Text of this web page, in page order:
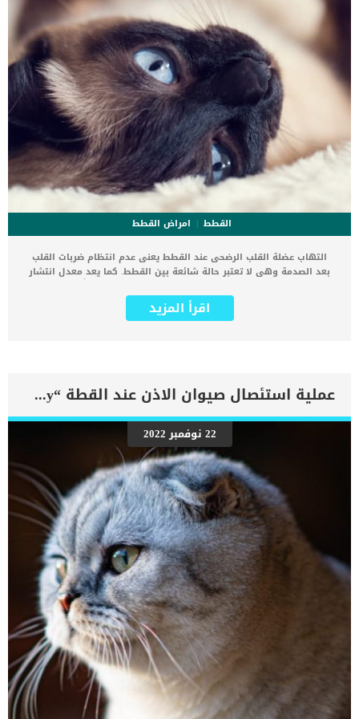
القطط
امراض القطط
التهاب عضلة القلب الرضحى عند القطط يعنى عدم انتظام ضربات القلب
بعد الصدمة وهى لا تعتبر حالة شائعة بين القطط. كما يعد معدل انتشار
بعض المرضى يعانون من اضطرابات إيقاعية مهمة بعد الصدمة. من هنا
جاءت الضرورة القصوى لتقييم ايقاع القلب بعد الوقوع فى الصدمة. اقرا
عدم انتظام ضربات القلب البطيني. غالبًا ما تكون الإيقاعات البطينية التي
تعقد الصدمة الحادة بطيئة نسبيًا ولا يتم اكتشافها إلا أثناء فترات التوقف
المؤقت في الإيقاع الطبيعي للقلب. كما يمكن أن يؤدي تسرع القلب
البطيني الخطير أيضًا إلى تعقيد الصدمة الحادة ويمكن أن يتطور الى
حالات شديدة الخطورة. يعتبر القلب من اكثر الاعضاء المهمة فى جسم
القطة وهو المسؤول عن ضخ الدم فى جميع انحاء الجسم. اى خلل يصيب
القلب او ايقاعه يؤثر بالتبعية على باقى اجزاء الجسم. اقرأ ايضا:كيفية زرع
منظم ضربات القلب فى القطط اعراض وعلامات التهاب عضلة القلب
الرضحى عند القطط ترتبط هذه الحالة […]
اقرأ المزيد
عملية استئصال صيوان الاذن عند القطة “Pinnectomy”
22 نوفمبر 2022